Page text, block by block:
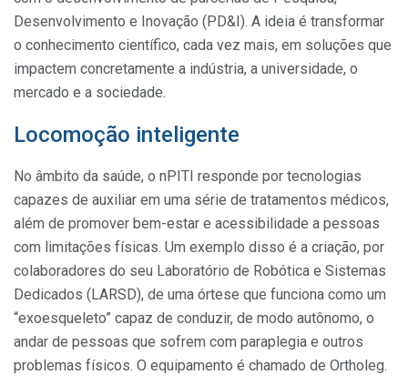
Desenvolvimento e Inovação (PD&I). A ideia é transformar
o conhecimento científico, cada vez mais, em soluções que
impactem concretamente a indústria, a universidade, o
mercado e a sociedade.
Locomoção inteligente
No âmbito da saúde, o nPITI responde por tecnologias
capazes de auxiliar em uma série de tratamentos médicos,
além de promover bem-estar e acessibilidade a pessoas
com limitações físicas. Um exemplo disso é a criação, por
colaboradores do seu Laboratório de Robótica e Sistemas
Dedicados (LARSD), de uma órtese que funciona como um
“exoesqueleto” capaz de conduzir, de modo autônomo, o
andar de pessoas que sofrem com paraplegia e outros
problemas físicos. O equipamento é chamado de Ortholeg.